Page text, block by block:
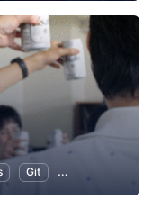
Git プログラミング